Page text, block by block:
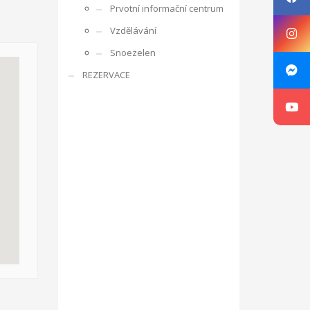
s ostatními účastníky, obdobrníky a lidmi z
je zajímá, co umí apod. V rámci projektu je
listopadu 2016 ve Zlíně v ČR, v organizaci RC
with Kamarád – Nenuda
Prvotní informační centrum
Vzdělávání
Snoezelen
REZERVACE